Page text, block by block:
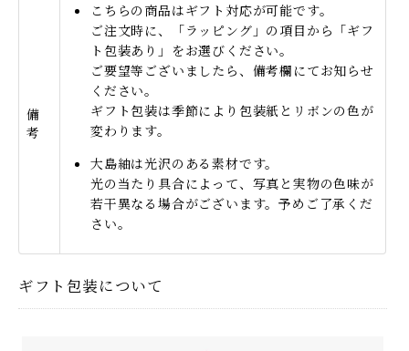
備
考
こちらの商品はギフト対応が可能です。
ご注文時に、「ラッピング」の項目から「ギフ
ト包装あり」をお選びください。
ご要望等ございましたら、備考欄にてお知らせ
ください。
ギフト包装は季節により包装紙とリボンの色が
変わります。
大島紬は光沢のある素材です。
光の当たり具合によって、写真と実物の色味が
若干異なる場合がございます。予めご了承くだ
さい。
ギフト包装について